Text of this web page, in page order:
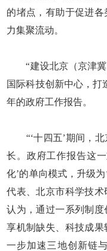
的堵点，有助于促进
力集聚流动。
“建设北京（京津冀
国际科技创新中心，打
年的政府工作报告。
“‘十四五’期间，北
长。政府工作报告这
化’的单向模式，升级
代表、北京市科学技
认为，通过一系列制
享机制缺失、科技成
一步加速三地创新链